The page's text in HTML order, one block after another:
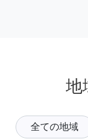
地
全ての地域